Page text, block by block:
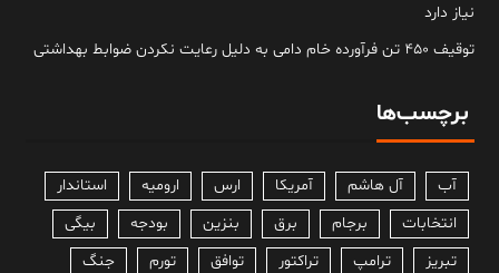
نیاز دارد
توقیف ۴۵۰ تن فرآورده خام دامی به دلیل رعایت نکردن ضوابط بهداشتی
برچسب‌ها
آب آل هاشم آمریکا ارس ارومیه
استاندار
انتخابات
برجام برق بنزین بودجه
بیگی
تبریز
ترامپ تراکتور توافق تورم
جنگ